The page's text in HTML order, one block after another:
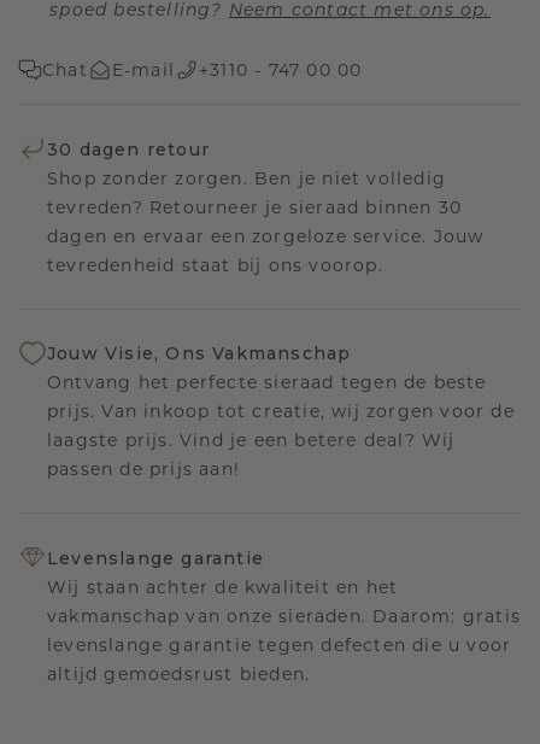
spoed bestelling? Neem contact met ons op.
Chat E-mail +3110 - 747 00 00
30 dagen retour
Shop zonder zorgen. Ben je niet volledig
tevreden? Retourneer je sieraad binnen 30
dagen en ervaar een zorgeloze service. Jouw
tevredenheid staat bij ons voorop.
Jouw Visie, Ons Vakmanschap
Ontvang het perfecte sieraad tegen de beste
prijs. Van inkoop tot creatie, wij zorgen voor de
laagste prijs. Vind je een betere deal? Wij
passen de prijs aan!
Levenslange garantie
Wij staan achter de kwaliteit en het
vakmanschap van onze sieraden. Daarom: gratis
levenslange garantie tegen defecten die u voor
altijd gemoedsrust bieden.